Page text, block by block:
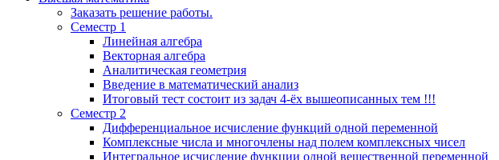
Заказать решение работы.
Семестр 1
Линейная алгебра
Векторная алгебра
Аналитическая геометрия
Введение в математический анализ
Итоговый тест состоит из задач 4-ёх вышеописанных тем !!!
Семестр 2
Дифференциальное исчисление функций одной переменной
Комплексные числа и многочлены над полем комплексных чисел
Интегральное исчисление функции одной вещественной переменной